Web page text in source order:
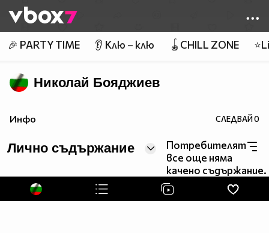
👾
🎉 PARTY TIME 👂 Клю – клю 🪀CHILL ZONE
Николай Бояджиев
Инфо СЛЕДВАЙ0
Лично съдържание
Потребителят
все още няма
качено съдържание.